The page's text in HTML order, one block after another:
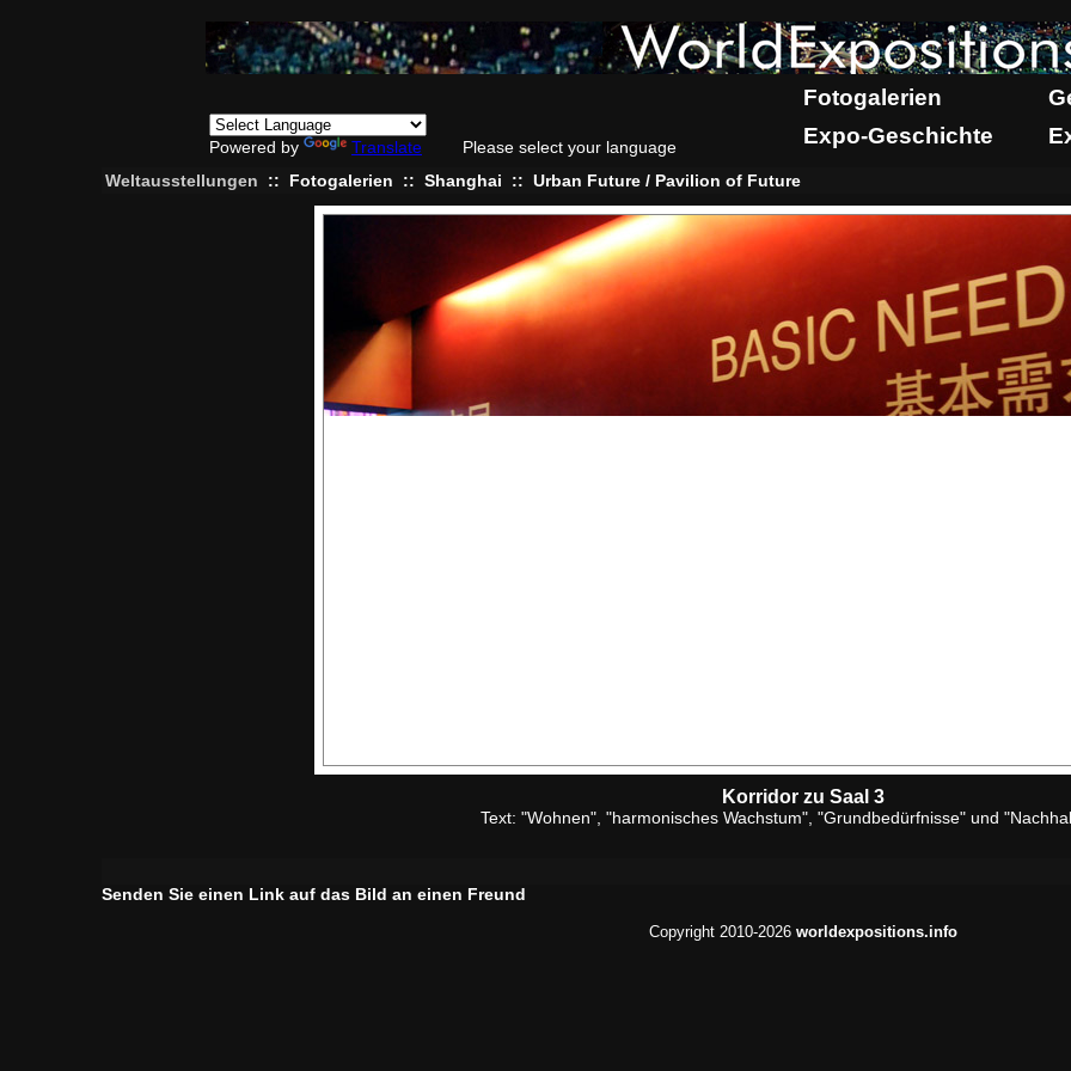
Powered by Translate Please select your language
Fotogalerien
Expo-Geschichte
Weltausstellungen :: Fotogalerien :: Shanghai :: Urban Future / Pavilion of Future
Korridor zu Saal 3
Text: "Wohnen", "harmonisches Wachstum", "Grundbedürfnisse" und
Senden Sie einen Link auf das Bild an einen Freund
Copyright 2010-2026 worldexpositions.info